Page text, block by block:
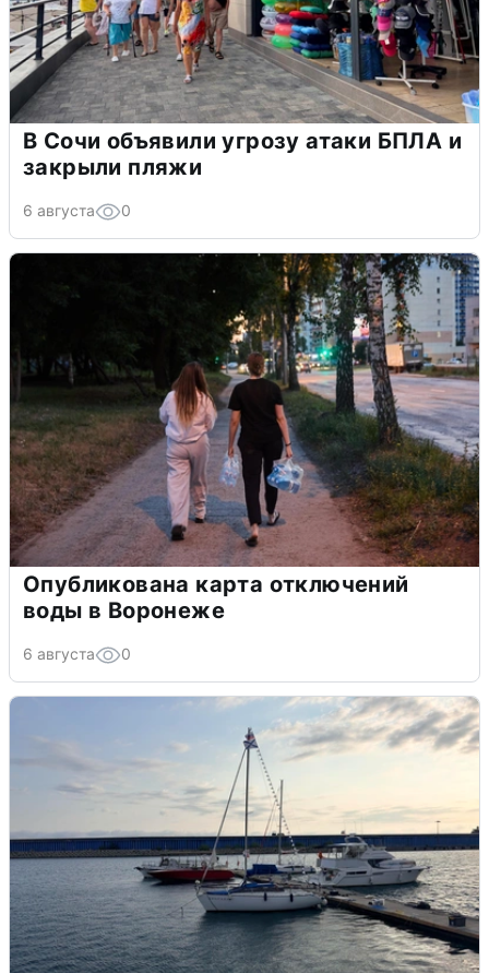
В Сочи объявили угрозу атаки БПЛА и
закрыли пляжи
6 августа 0
Опубликована карта отключений
воды в Воронеже
6 августа 0